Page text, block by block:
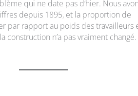
qui ne date pas d’hier. Nous
depuis 1895, et la proportion de
par rapport au poids des travailleurs
construction n’a pas vraiment changé.